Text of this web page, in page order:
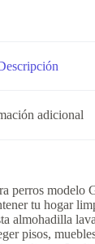
adicional
perros modelo
tu hogar
almohadilla
pisos,